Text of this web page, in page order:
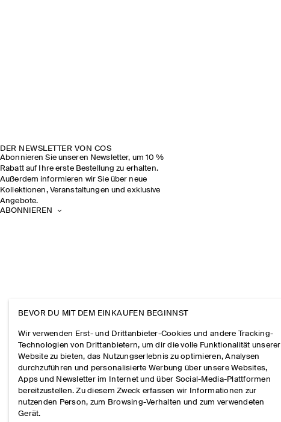
DER NEWSLETTER VON COS
Abonnieren Sie unseren Newsletter, um 10 %
Rabatt auf Ihre erste Bestellung zu erhalten.
Außerdem informieren wir Sie über neue
Kollektionen, Veranstaltungen und exklusive
Angebote.
ABONNIEREN
BEVOR DU MIT DEM EINKAUFEN BEGINNST
Wir verwenden Erst- und Drittanbieter-Cookies und andere Tracking-
Technologien von Drittanbietern, um dir die volle Funktionalität unserer
Website zu bieten, das Nutzungserlebnis zu optimieren, Analysen
durchzuführen und personalisierte Werbung über unsere Websites,
Apps und Newsletter im Internet und über Social-Media-Plattformen
bereitzustellen. Zu diesem Zweck erfassen wir Informationen zur
nutzenden Person, zum Browsing-Verhalten und zum verwendeten
Gerät.